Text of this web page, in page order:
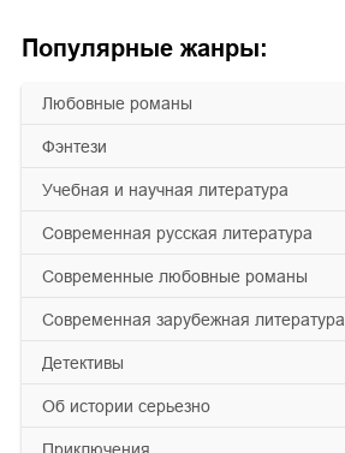
Популярные жанры:
любовные романы
фэнтези
учебная и научная литература
современная русская литература
современные любовные романы
современная зарубежная литература
детективы
об истории серьезно